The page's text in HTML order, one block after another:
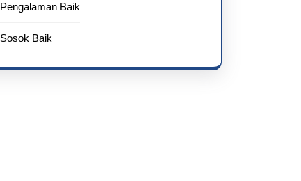
Pengalaman Baik
Sosok Baik